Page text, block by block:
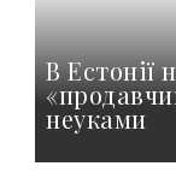
В Естонії
неуками